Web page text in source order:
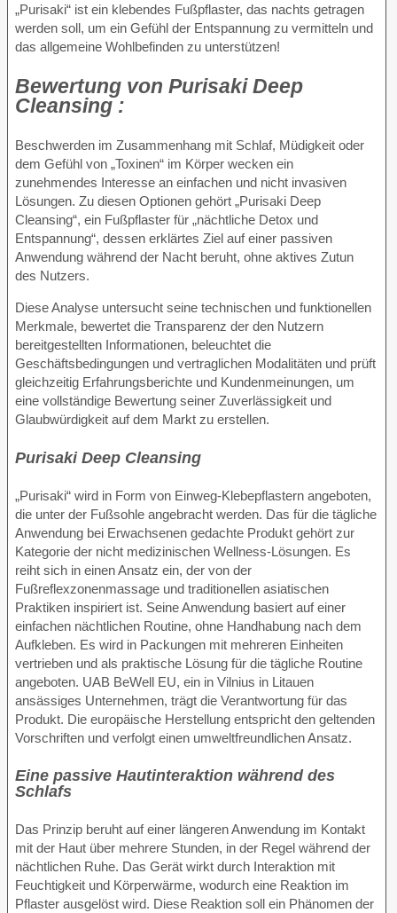
„Purisaki“ ist ein klebendes Fußpflaster, das nachts getragen
werden soll, um ein Gefühl der Entspannung zu vermitteln und
das allgemeine Wohlbefinden zu unterstützen!
Bewertung von Purisaki Deep
Cleansing :
Beschwerden im Zusammenhang mit Schlaf, Müdigkeit oder
dem Gefühl von „Toxinen“ im Körper wecken ein
zunehmendes Interesse an einfachen und nicht invasiven
Lösungen. Zu diesen Optionen gehört „Purisaki Deep
Cleansing“, ein Fußpflaster für „nächtliche Detox und
Entspannung“, dessen erklärtes Ziel auf einer passiven
Anwendung während der Nacht beruht, ohne aktives Zutun
des Nutzers.
Diese Analyse untersucht seine technischen und funktionellen
Merkmale, bewertet die Transparenz der den Nutzern
bereitgestellten Informationen, beleuchtet die
Geschäftsbedingungen und vertraglichen Modalitäten und prüft
gleichzeitig Erfahrungsberichte und Kundenmeinungen, um
eine vollständige Bewertung seiner Zuverlässigkeit und
Glaubwürdigkeit auf dem Markt zu erstellen.
Purisaki Deep Cleansing
„Purisaki“ wird in Form von Einweg-Klebepflastern angeboten,
die unter der Fußsohle angebracht werden. Das für die tägliche
Anwendung bei Erwachsenen gedachte Produkt gehört zur
Kategorie der nicht medizinischen Wellness-Lösungen. Es
reiht sich in einen Ansatz ein, der von der
Fußreflexzonenmassage und traditionellen asiatischen
Praktiken inspiriert ist. Seine Anwendung basiert auf einer
einfachen nächtlichen Routine, ohne Handhabung nach dem
Aufkleben. Es wird in Packungen mit mehreren Einheiten
vertrieben und als praktische Lösung für die tägliche Routine
angeboten. UAB BeWell EU, ein in Vilnius in Litauen
ansässiges Unternehmen, trägt die Verantwortung für das
Produkt. Die europäische Herstellung entspricht den geltenden
Vorschriften und verfolgt einen umweltfreundlichen Ansatz.
Eine passive Hautinteraktion während des
Schlafs
Das Prinzip beruht auf einer längeren Anwendung im Kontakt
mit der Haut über mehrere Stunden, in der Regel während der
nächtlichen Ruhe. Das Gerät wirkt durch Interaktion mit
Feuchtigkeit und Körperwärme, wodurch eine Reaktion im
Pflaster ausgelöst wird. Diese Reaktion soll ein Phänomen der